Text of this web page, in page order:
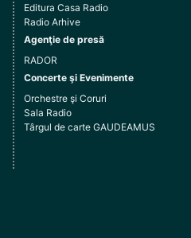
Editura Casa Radio
Radio Arhive
Agenţie de presă
RADOR
Concerte şi Evenimente
Orchestre şi Coruri
Sala Radio
Târgul de carte GAUDEAMUS